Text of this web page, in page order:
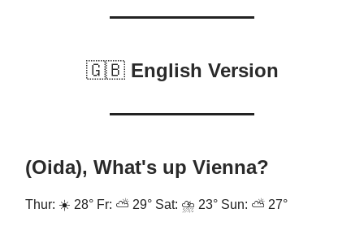
🇬🇧English Version
(Oida), What's up Vienna?
Thur: ☀️ 28° Fr: ⛅ 29° Sat: ⛈️ 23° Sun: ⛅ 27°